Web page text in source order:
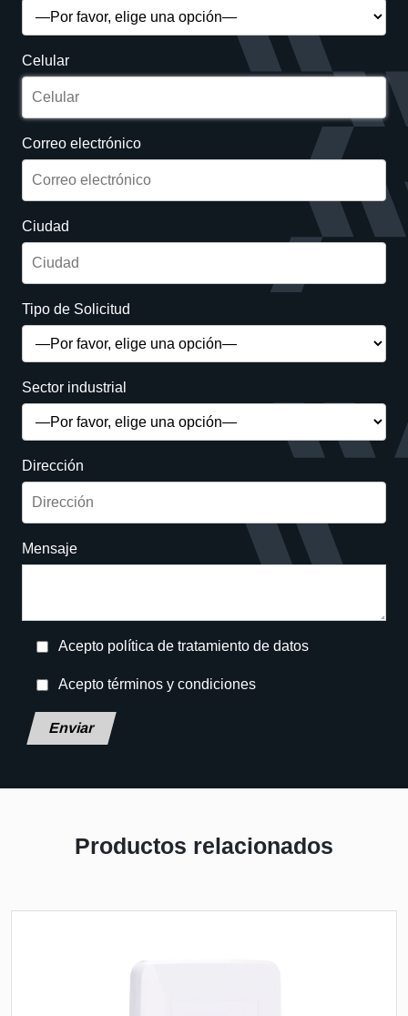
Celular
Correo electrónico
Ciudad
Tipo de Solicitud
Sector industrial
Dirección
Mensaje
Acepto política de tratamiento de datos
Acepto términos y condiciones
Deja este campo en blanco, por favor.
Productos relacionados